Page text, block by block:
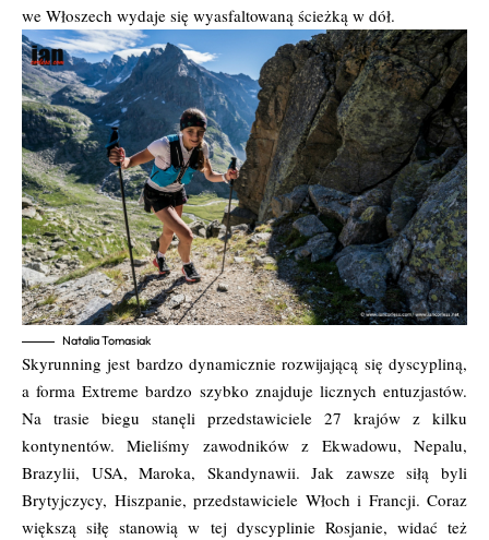
we Włoszech wydaje się wyasfaltowaną ścieżką w dół.
Natalia Tomasiak
Skyrunning jest bardzo dynamicznie rozwijającą się dyscypliną,
a forma Extreme bardzo szybko znajduje licznych entuzjastów.
Na trasie biegu stanęli przedstawiciele 27 krajów z kilku
kontynentów. Mieliśmy zawodników z Ekwadowu, Nepalu,
Brazylii, USA, Maroka, Skandynawii. Jak zawsze siłą byli
Brytyjczycy, Hiszpanie, przedstawiciele Włoch i Francji. Coraz
większą siłę stanowią w tej dyscyplinie Rosjanie, widać też